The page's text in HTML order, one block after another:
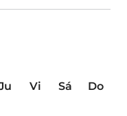
Vi Sá
Do